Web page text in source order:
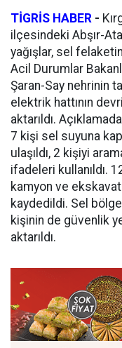
TİGRİS HABER -
ilçesindeki Abşır-
yağışlar, sel
Acil Durumlar
Şaran-Say nehrinin
elektrik hattının
aktarıldı.
7 kişi sel suyuna
ulaşıldı, 2 kişiyi
ifadeleri kullanıldı.
kamyon ve
kaydedildi. Sel
kişinin de güvenlik
aktarıldı.